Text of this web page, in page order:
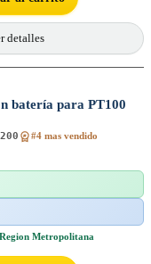
detalles
batería para PT100
#4 mas vendido
Metropolitana